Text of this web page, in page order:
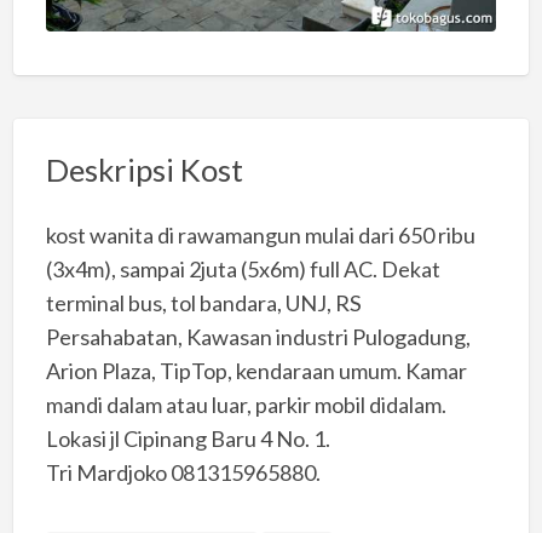
Deskripsi Kost
kost wanita di rawamangun mulai dari 650 ribu
(3x4m), sampai 2juta (5x6m) full AC. Dekat
terminal bus, tol bandara, UNJ, RS
Persahabatan, Kawasan industri Pulogadung,
Arion Plaza, TipTop, kendaraan umum. Kamar
mandi dalam atau luar, parkir mobil didalam.
Lokasi jl Cipinang Baru 4 No. 1.
Tri Mardjoko 081315965880.